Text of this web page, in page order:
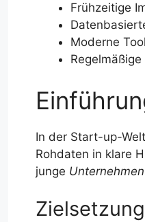
Frühzeitige
Moderne
In der Start-up-
Rohdaten in klare
junge Unternehmen